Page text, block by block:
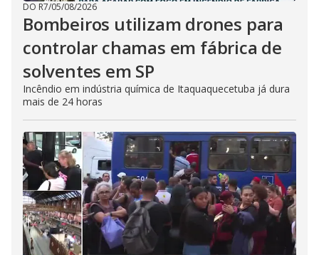
DO R7/05/08/2026
Bombeiros utilizam drones para
controlar chamas em fábrica de
solventes em SP
Incêndio em indústria química de Itaquaquecetuba já dura
mais de 24 horas